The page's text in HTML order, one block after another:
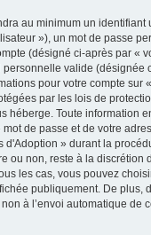
au minimum un
»), un mot de passe
(désigné ci-après par «
valide (désignée
pour votre compte sur
par les lois de
héberge. Toute information
mot de passe et de votre
d'Adoption » durant la
ou non, reste à la discrétion
les cas, vous pouvez
publiquement. De plus,
à l’envoi automatique de